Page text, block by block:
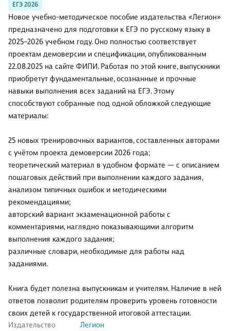
ЕГЭ 2026
Новое учебно-методическое пособие издательства «Легион»
предназначено для подготовки к ЕГЭ по русскому языку в
2025–2026 учебном году. Оно полностью соответствует
проектам демоверсии и спецификации, опубликованным
22.08.2025 на сайте ФИПИ. Работая по этой книге, выпускники
приобретут фундаментальные, осознанные и прочные
навыки выполнения всех заданий на ЕГЭ. Этому
способствуют собранные под одной обложкой следующие
материалы:
25 новых тренировочных вариантов, составленных авторами
с учётом проекта демоверсии 2026 года;
теоретический материал в удобном формате — с описанием
пошаговых действий при выполнении каждого задания,
анализом типичных ошибок и методическими
рекомендациями;
авторский вариант экзаменационной работы с
комментариями, наглядно показывающими алгоритм
выполнения каждого задания;
различные словари, необходимые для работы над
заданиями.
Книга будет полезна выпускникам и учителям. Наличие в ней
ответов позволит родителям проверить уровень готовности
своих детей к государственной итоговой аттестации.
Издательство
Легион